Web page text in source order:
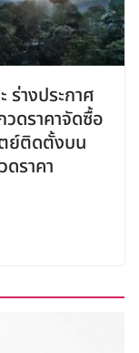
ร่างประกาศ
วดราคาจัดซื้อ
ย์ติดตั้งบน
ราคา